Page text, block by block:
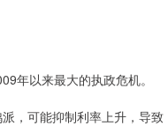
年以来最大的执政危机。
，可能抑制利率上升，导致